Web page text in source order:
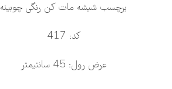
برچسب شیشه مات کن رنگی چوبینه
کد: 417
عرض رول: 45 سانتیمتر